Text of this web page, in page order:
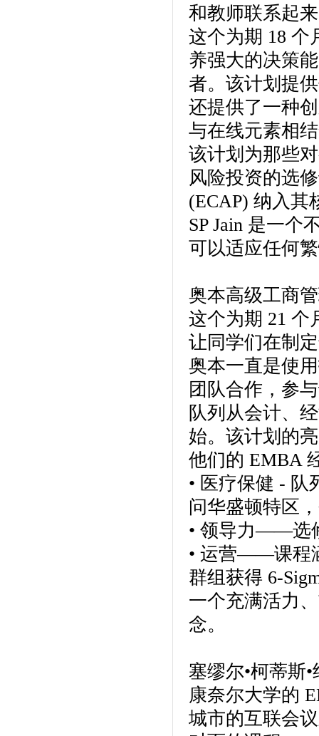
和教师联系起
这个为期 18 个
养强大的决策
者。该计划提
还提供了一种
与在线元素相
该计划为那些
风险投资的选
(ECAP) 纳入其
SP Jain 是一个
可以适应任何
奥本高级工商
这个为期 21 个
让同学们在制
奥本一直是使
团队合作，参
队列从会计、
始。该计划的
他们的 EMBA
• 医疗保健 -
问华盛顿特区
• 领导力——选
• 运营——课程
群组获得 6-
一个充满活力
念。
塞缪尔•柯蒂斯
康奈尔大学的
城市的互联会